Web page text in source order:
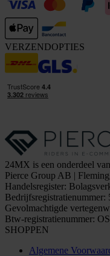
VERZENDOPTIES
24MX is een onderdeel
Pierce Group AB |
Handelsregister:
Bedrijfsregistratienummer:
Gevolmachtigde
Btw-registratienummer:
SHOPPEN
Algemene